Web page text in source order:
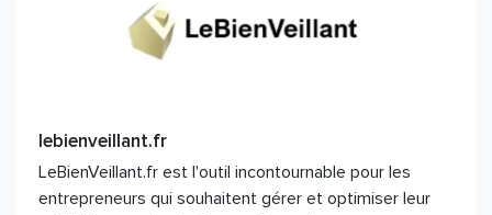
lebienveillant.fr
LeBienVeillant.fr est l'outil incontournable pour les
entrepreneurs qui souhaitent gérer et optimiser leur